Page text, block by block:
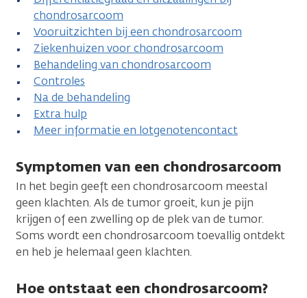
chondrosarcoom
Vooruitzichten bij een chondrosarcoom
Ziekenhuizen voor chondrosarcoom
Behandeling van chondrosarcoom
Controles
Na de behandeling
Extra hulp
Meer informatie en lotgenotencontact
Symptomen van een chondrosarcoom
In het begin geeft een chondrosarcoom meestal
geen klachten. Als de tumor groeit, kun je pijn
krijgen of een zwelling op de plek van de tumor.
Soms wordt een chondrosarcoom toevallig ontdekt
en heb je helemaal geen klachten.
Hoe ontstaat een chondrosarcoom?